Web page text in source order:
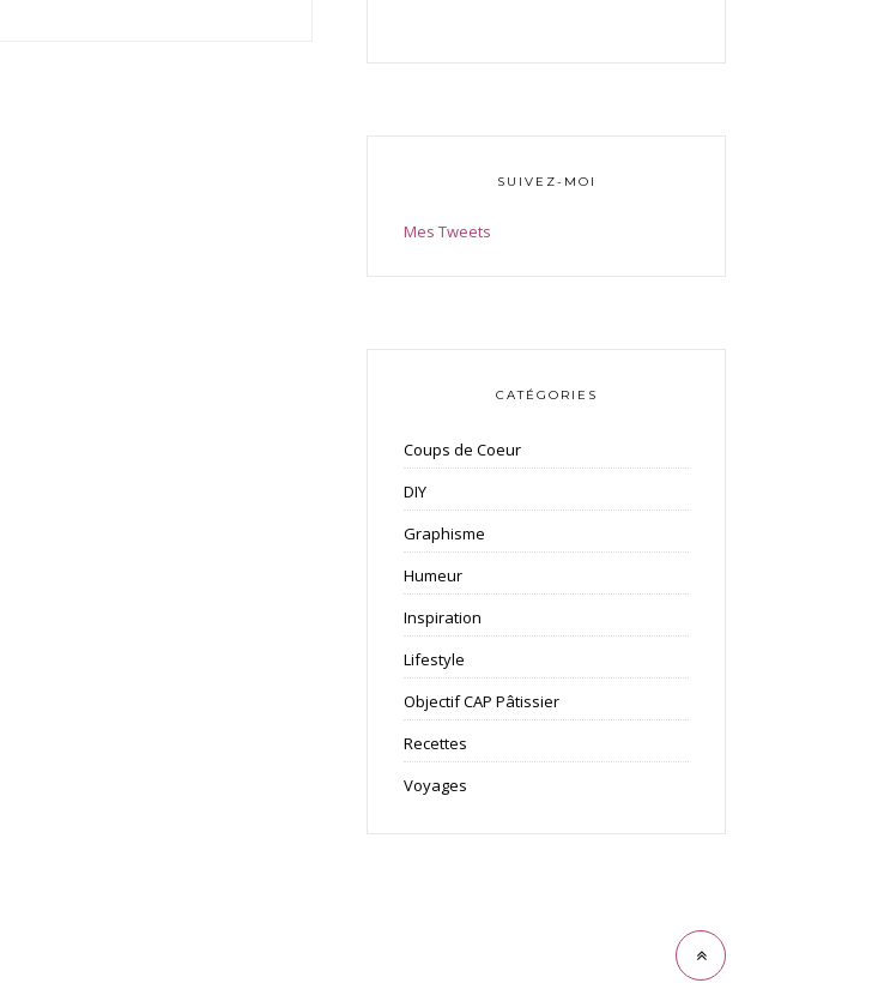
SUIVEZ-MOI
Mes Tweets
CATÉGORIES
Coups de Coeur
DIY
Graphisme
Humeur
Inspiration
Lifestyle
Objectif CAP Pâtissier
Recettes
Voyages